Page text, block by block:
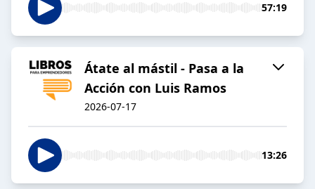
57:19
Átate al mástil - Pasa a la
Acción con Luis Ramos
2026-07-17
13:26